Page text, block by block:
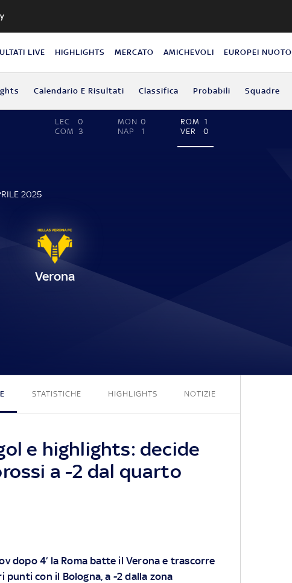
LIVE HIGHLIGHTS MERCATO AMICHEVOLI EUROPEI NUOTO
Calendario E Risultati Classifica Probabili Squadre
LEC
0
COM 3
MON 0
NAP
1
ROM
1
VER
0
2025
Verona
STATISTICHE HIGHLIGHTS NOTIZIE
e highlights: decide
a -2 dal quarto
dopo 4’ la Roma batte il Verona e trascorre
punti con il Bologna, a -2 dalla zona